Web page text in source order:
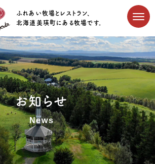
ふれあい牧場とレストラン、
北海道美瑛町にある牧場です。
お知らせ
News